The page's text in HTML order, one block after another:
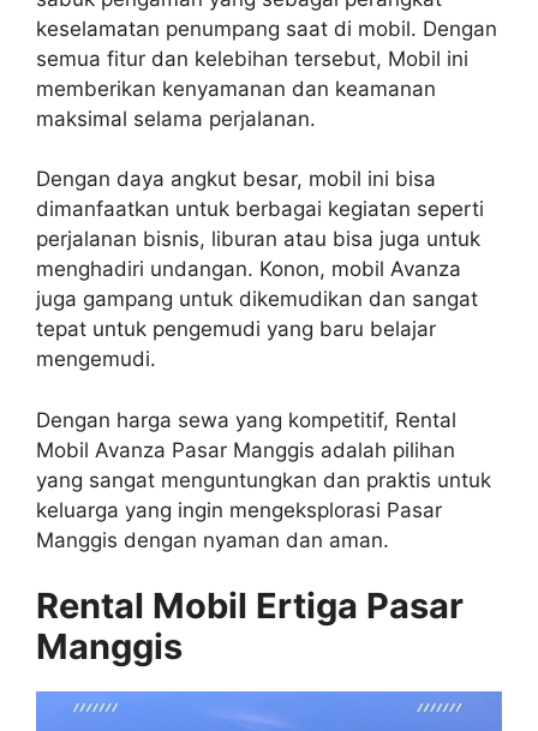
keselamatan penumpang saat di mobil. Dengan
semua fitur dan kelebihan tersebut, Mobil ini
memberikan kenyamanan dan keamanan
maksimal selama perjalanan.
Dengan daya angkut besar, mobil ini bisa
dimanfaatkan untuk berbagai kegiatan seperti
perjalanan bisnis, liburan atau bisa juga untuk
menghadiri undangan. Konon, mobil Avanza
juga gampang untuk dikemudikan dan sangat
tepat untuk pengemudi yang baru belajar
mengemudi.
Dengan harga sewa yang kompetitif, Rental
Mobil Avanza Pasar Manggis adalah pilihan
yang sangat menguntungkan dan praktis untuk
keluarga yang ingin mengeksplorasi Pasar
Manggis dengan nyaman dan aman.
Rental Mobil Ertiga Pasar
Manggis